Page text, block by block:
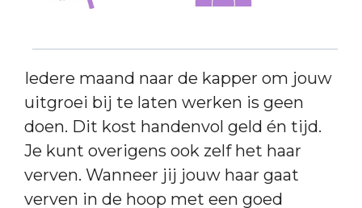
Iedere maand naar de kapper om jouw
uitgroei bij te laten werken is geen
doen. Dit kost handenvol geld én tijd.
Je kunt overigens ook zelf het haar
verven. Wanneer jij jouw haar gaat
verven in de hoop met een goed